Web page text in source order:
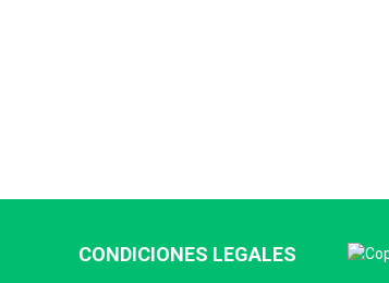
CONDICIONES LEGALES